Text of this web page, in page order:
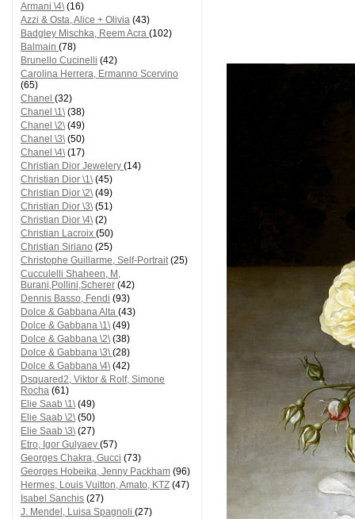
Armani \4\(16)
Azzi & Osta, Alice + Olivia (43)
Badgley Mischka, Reem Acra (102)
Balmain (78)
Brunello Cucinelli (42)
Carolina Herrera, Ermanno Scervino
(65)
Chanel (32)
Chanel \1\(38)
Chanel \2\(49)
Chanel \3\(50)
Chanel \4\(17)
Christian Dior Jewelery (14)
Christian Dior \1\(45)
Christian Dior \2\(49)
Christian Dior \3\(51)
Christian Dior \4\(2)
Christian Lacroix (50)
Christian Siriano (25)
Christophe Guillarme, Self-Portrait(25)
Cucculelli Shaheen, M,
Burani,Pollini,Scherer (42)
Dennis Basso, Fendi (93)
Dolce & Gabbana Alta (43)
Dolce & Gabbana \1\(49)
Dolce & Gabbana \2\(38)
Dolce & Gabbana \3\(28)
Dolce & Gabbana \4\(42)
Dsquared2, Viktor & Rolf, Simone
Rocha (61)
Elie Saab \1\(49)
Elie Saab \2\(50)
Elie Saab \3\(27)
Etro, Igor Gulyaev (57)
Georges Chakra, Gucci (73)
Georges Hobeika, Jenny Packham (96)
Hermes, Louis Vuitton, Amato, KTZ (47)
Isabel Sanchis (27)
J. Mendel, Luisa Spagnoli (27)